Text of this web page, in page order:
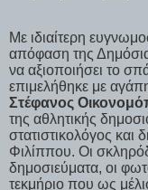
Με ιδιαίτερη
απόφαση της
να αξιοποιήσει το
επιμελήθηκε με
Στέφανος
της αθλητικής
στατιστικολόγος και
Φιλίππου. Οι
δημοσιεύματα, οι
τεκμήριο που ως